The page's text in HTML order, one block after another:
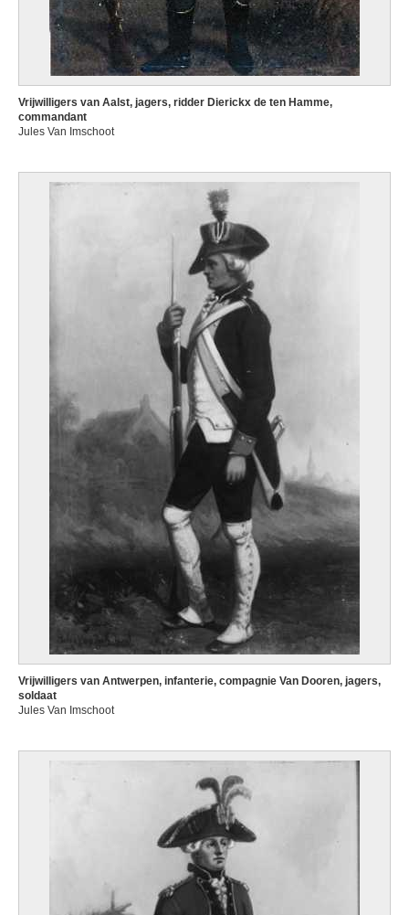
Vrijwilligers van Aalst, jagers, ridder Dierickx de ten Hamme,
commandant
Jules Van Imschoot
Vrijwilligers van Antwerpen, infanterie, compagnie Van Dooren, jagers,
soldaat
Jules Van Imschoot